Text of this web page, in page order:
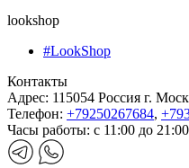
lookshop
#LookShop
Контакты
Адрес: 115054 Россия г.
Телефон: +79250267684,
Часы работы: с 11:00 до